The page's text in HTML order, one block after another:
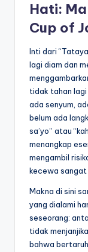
Hati:
Cup of
Inti dari
lagi diam dan
tidak tahan
ada senyum,
belum ada
sa’yo” atau
menangkap
mengambil
kecewa sangat
Makna di sini
yang dialami
seseorang:
tidak
bahwa